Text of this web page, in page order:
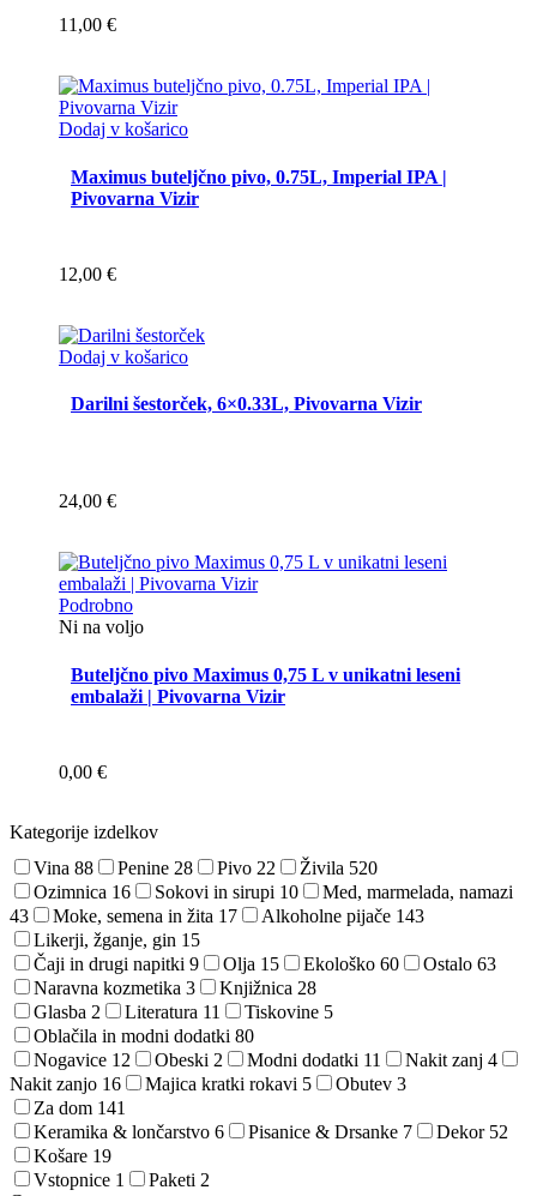
11,00 €
Dodaj v košarico
Maximus buteljčno pivo, 0.75L, Imperial IPA |
Pivovarna Vizir
12,00 €
Dodaj v košarico
Darilni šestorček, 6×0.33L, Pivovarna Vizir
24,00 €
Podrobno
Ni na voljo
Buteljčno pivo Maximus 0,75 L v unikatni leseni
embalaži | Pivovarna Vizir
0,00 €
Kategorije izdelkov
Vina 88 Penine 28 Pivo 22 Živila 520
Ozimnica 16 Sokovi in sirupi 10
Med, marmelada, namazi
43
Moke, semena in žita 17 Alkoholne pijače 143
Likerji, žganje, gin 15
Čaji in drugi napitki 9 Olja 15 Ekološko 60 Ostalo 63
Naravna kozmetika 3 Knjižnica 28
Glasba 2 Literatura 11 Tiskovine 5
Oblačila in modni dodatki 80
Nogavice 12 Obeski 2 Modni dodatki 11 Nakit zanj 4
Nakit zanjo 16 Majica kratki rokavi 5 Obutev 3
Za dom 141
Keramika & lončarstvo 6 Pisanice & Drsanke 7 Dekor 52
Košare 19
Vstopnice 1 Paketi 2